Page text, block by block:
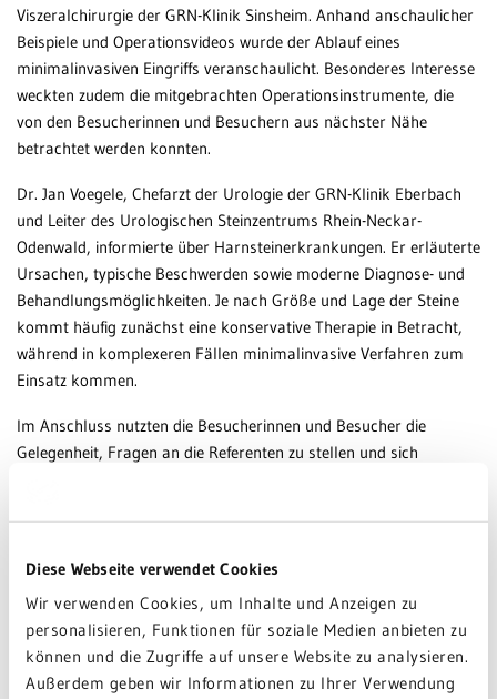
Diese Webseite verwendet Cookies
Wir verwenden Cookies, um Inhalte und Anzeigen zu
personalisieren, Funktionen für soziale Medien anbieten zu
können und die Zugriffe auf unsere Website zu analysieren.
Außerdem geben wir Informationen zu Ihrer Verwendung
Viszeralchirurgie der GRN-Klinik Sinsheim. Anhand anschaulicher
Beispiele und Operationsvideos wurde der Ablauf eines
minimalinvasiven Eingriffs veranschaulicht. Besonderes Interesse
weckten zudem die mitgebrachten Operationsinstrumente, die
von den Besucherinnen und Besuchern aus nächster Nähe
betrachtet werden konnten.
Dr. Jan Voegele, Chefarzt der Urologie der GRN-Klinik Eberbach
und Leiter des Urologischen Steinzentrums Rhein-Neckar-
Odenwald, informierte über Harnsteinerkrankungen. Er erläuterte
Ursachen, typische Beschwerden sowie moderne Diagnose- und
Behandlungsmöglichkeiten. Je nach Größe und Lage der Steine
kommt häufig zunächst eine konservative Therapie in Betracht,
während in komplexeren Fällen minimalinvasive Verfahren zum
Einsatz kommen.
Im Anschluss nutzten die Besucherinnen und Besucher die
Gelegenheit, Fragen an die Referenten zu stellen und sich
Weitere Infos:
Gastroenterologie GRN-Klinik Sinsheim
Allgemein-, Viszeral- und Gefäßchirurgie
Urologie GRN-Klinik Eberbach
Urologisches Steinzentrum Rhein-Neckar-Odenwald